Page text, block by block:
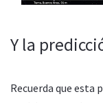
Y la
Recuerda que esta